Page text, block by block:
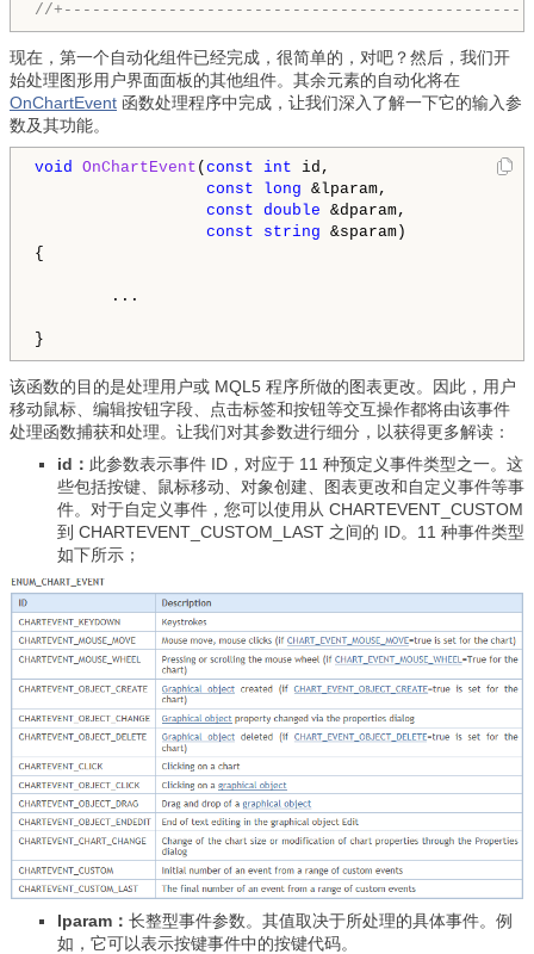
//
现在，第一个自动化组件已经完成，很简单的，对吧？然后，我们开
始处理图形用户界面面板的其他组件。其余元素的自动化将在
OnChartEvent 函数处理程序中完成，让我们深入了解一下它的输入参
数及其功能。
void OnChartEvent ( const int id,
const
long &lparam,
const double &dparam,
const
string &sparam)
{
...
}
该函数的目的是处理用户或 MQL5 程序所做的图表更改。因此，用户
移动鼠标、编辑按钮字段、点击标签和按钮等交互操作都将由该事件
处理函数捕获和处理。让我们对其参数进行细分，以获得更多解读：
id： 此参数表示事件 ID，对应于 11 种预定义事件类型之一。这
些包括按键、鼠标移动、对象创建、图表更改和自定义事件等事
件。对于自定义事件，您可以使用从 CHARTEVENT_CUSTOM
到 CHARTEVENT_CUSTOM_LAST 之间的 ID。11 种事件类型
如下所示；
lparam： 长整型事件参数。其值取决于所处理的具体事件。例
如，它可以表示按键事件中的按键代码。